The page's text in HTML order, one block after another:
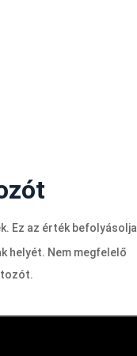
Ez az érték befolyásolja
helyét. Nem megfelelő